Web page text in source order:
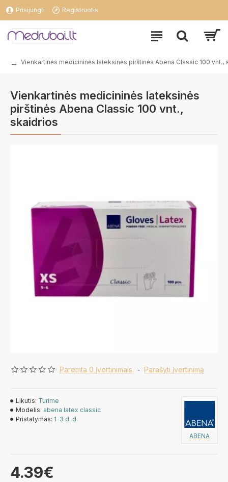
Prisijungti Registruotis
Vienkartinės medicininės lateksinės pirštinės Abena Classic 100 vnt.,
Vienkartinės medicininės lateksinės
pirštinės Abena Classic 100 vnt.,
skaidrios
Paremta 0 įvertinimais. - Parašyti įvertinimą
4.39€
Likutis: Turime
Modelis: abena latex classic
Pristatymas: 1-3 d. d.
ABENA